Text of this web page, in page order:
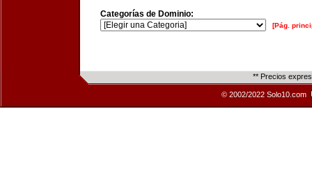
Categorías de Dominio:
[Pág.
** Precios
© 2002/2022 Solo10.com